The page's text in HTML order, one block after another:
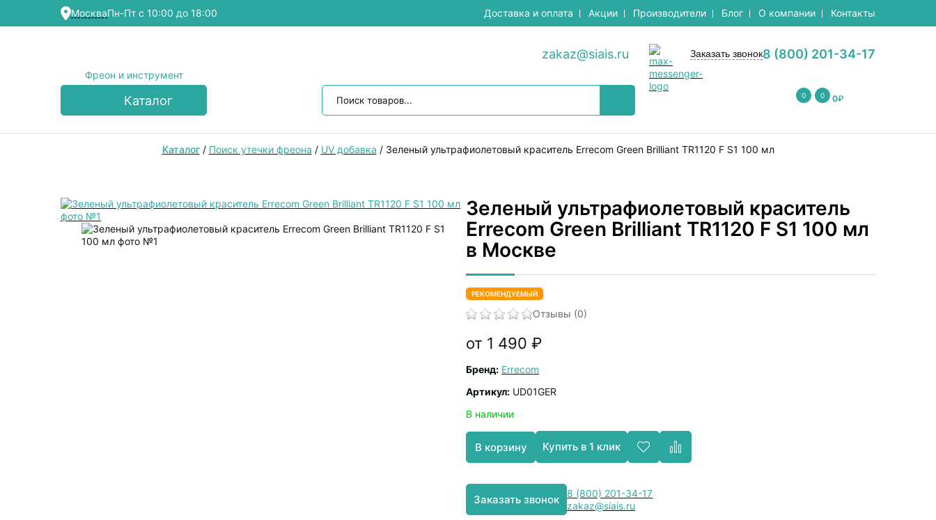
МоскваПн-Пт с 10:00 до 18:00 Доставка и оплата Акции Производители Блог О компании Контакты
Фреон и инструмент
zakaz@siais.ru 8 (800) 201-34-17
Заказать звонок
Каталог 0 0 0₽
Каталог/ Поиск утечки фреона / UV добавка / Зеленый ультрафиолетовый краситель Errecom Green Brilliant TR1120 F S1 100 мл
Зеленый ультрафиолетовый краситель
Errecom Green Brilliant TR1120 F S1 100 мл
в Москве
РЕКОМЕНДУЕМЫЙ
Отзывы (0)
от 1 490 ₽
Бренд: Errecom
Артикул: UD01GER
В наличии
В корзину Купить в 1 клик
Заказать звонок
8 (800) 201-34-17
zakaz@siais.ru